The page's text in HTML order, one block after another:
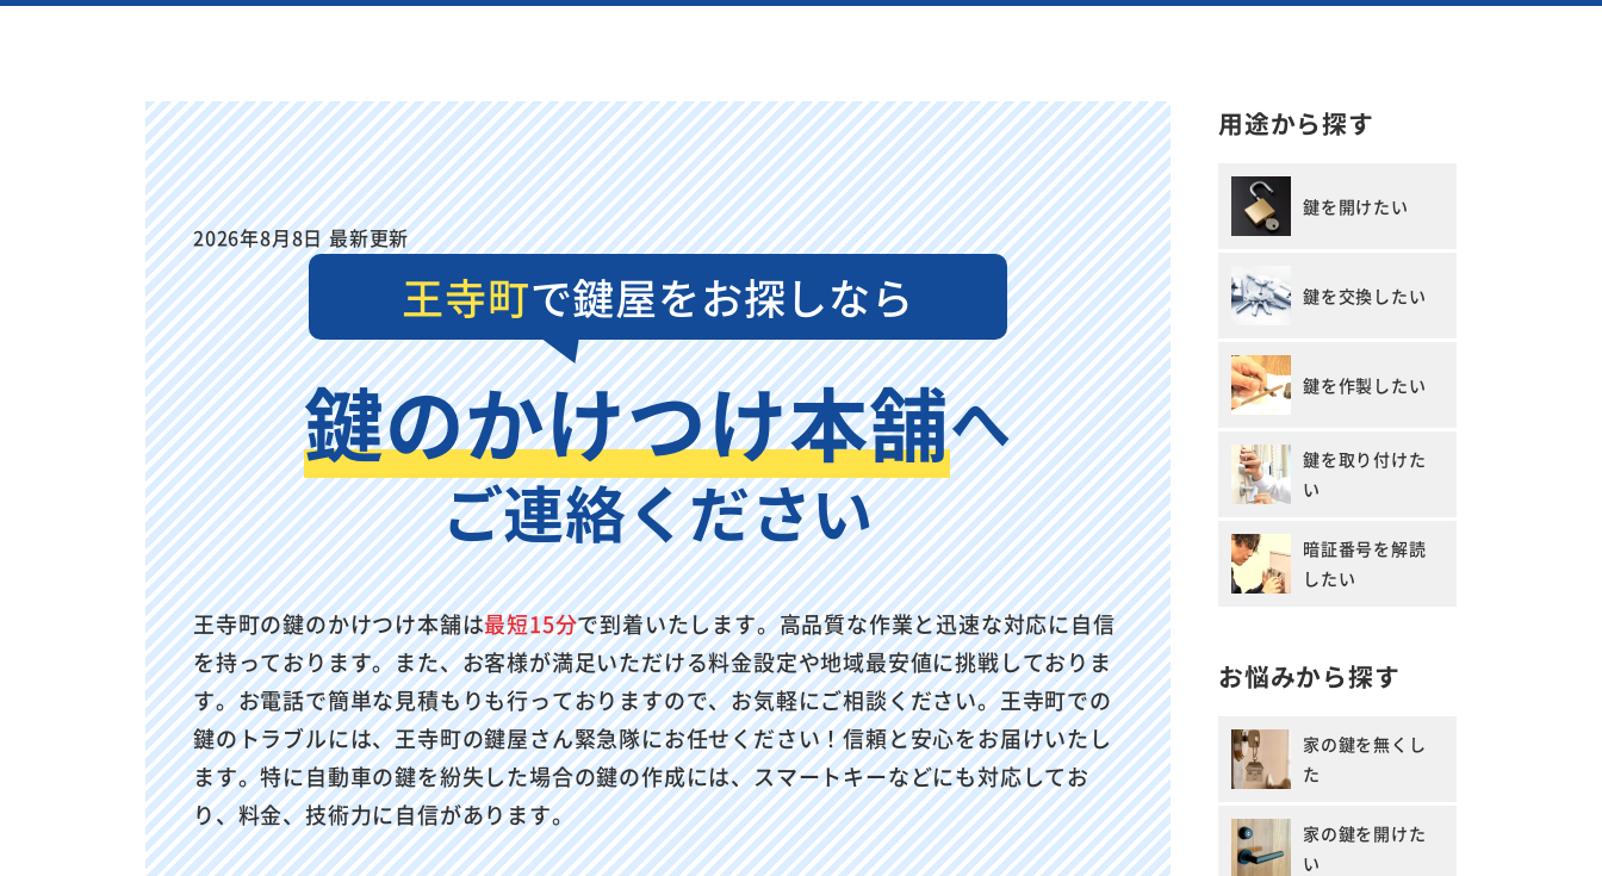
2026年8月8日 最新更新
王寺町で鍵屋をお探しなら
鍵のかけつけ本舗へ
ご連絡ください
王寺町の鍵のかけつけ本舗は最短15分で到着いたします。高品質な作業と迅速な対応に自信
を持っております。また、お客様が満足いただける料金設定や地域最安値に挑戦しておりま
す。お電話で簡単な見積もりも行っておりますので、お気軽にご相談ください。王寺町での
鍵のトラブルには、王寺町の鍵屋さん緊急隊にお任せください！信頼と安心をお届けいたし
ます。特に自動車の鍵を紛失した場合の鍵の作成には、スマートキーなどにも対応してお
り、料金、技術力に自信があります。
用途から探す
鍵を開けたい
鍵を交換したい
鍵を作製したい
鍵を取り付けた
い
暗証番号を解読
したい
お悩みから探す
家の鍵を無くし
た
家の鍵を開けた
い